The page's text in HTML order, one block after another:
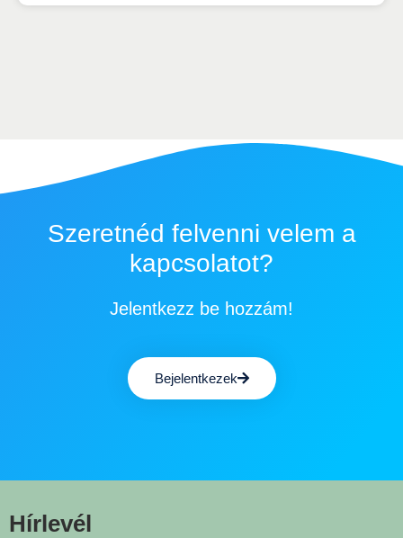
Szeretnéd felvenni velem a
kapcsolatot?
Jelentkezz be hozzám!
Bejelentkezek
Hírlevél